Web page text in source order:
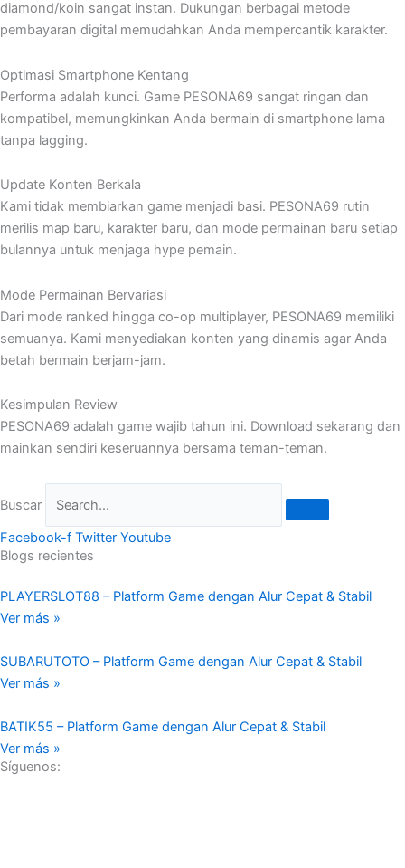
diamond/koin sangat instan. Dukungan berbagai metode
pembayaran digital memudahkan Anda mempercantik karakter.
Optimasi Smartphone Kentang
Performa adalah kunci. Game PESONA69 sangat ringan dan
kompatibel, memungkinkan Anda bermain di smartphone lama
tanpa lagging.
Update Konten Berkala
Kami tidak membiarkan game menjadi basi. PESONA69 rutin
merilis map baru, karakter baru, dan mode permainan baru setiap
bulannya untuk menjaga hype pemain.
Mode Permainan Bervariasi
Dari mode ranked hingga co-op multiplayer, PESONA69 memiliki
semuanya. Kami menyediakan konten yang dinamis agar Anda
betah bermain berjam-jam.
Kesimpulan Review
PESONA69 adalah game wajib tahun ini. Download sekarang dan
mainkan sendiri keseruannya bersama teman-teman.
Buscar
Facebook-f Twitter Youtube
Blogs recientes
PLAYERSLOT88 – Platform Game dengan Alur Cepat & Stabil
Ver más »
SUBARUTOTO – Platform Game dengan Alur Cepat & Stabil
Ver más »
BATIK55 – Platform Game dengan Alur Cepat & Stabil
Ver más »
Síguenos: